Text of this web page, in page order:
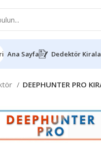
Ana Sayfa Dedektör
DEEPHUNTER PRO